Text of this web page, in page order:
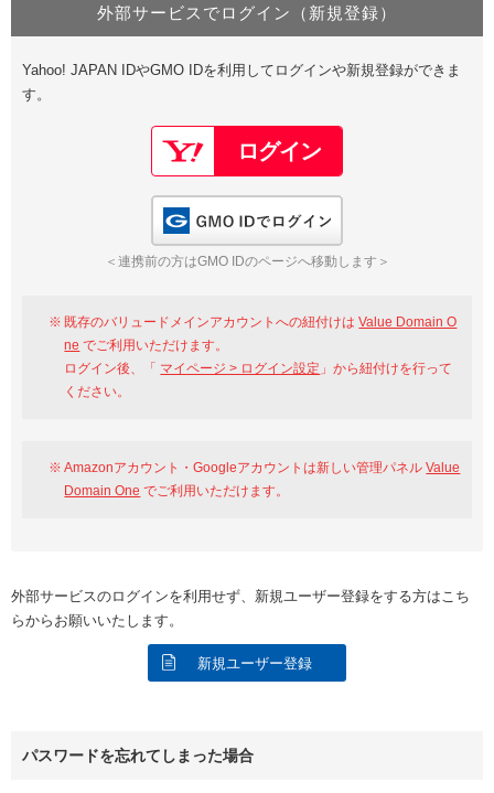
Value Domain Oneにログイン
Google
GMO ID Amazon
※AmazonはValue Domain Oneのログイン画面へ遷移します
Value Domain Oneアカウント作成
以下でも登録可能
Google Yahoo!
GMO ID
外部サービスでログイン（新規登録）
Yahoo! JAPAN IDやGMO IDを利用してログインや新規登録ができま
す。
＜連携前の方はGMO IDのページへ移動します＞
既存のバリュードメインアカウントへの紐付けはValue Domain O
ne でご利用いただけます。
ログイン後、「 マイページ > ログイン設定 」から紐付けを行って
ください。
Amazonアカウント・Googleアカウントは新しい管理パネルValue
Domain One でご利用いただけます。
外部サービスのログインを利用せず、新規ユーザー登録をする方はこち
らからお願いいたします。
新規ユーザー登録
パスワードを忘れてしまった場合